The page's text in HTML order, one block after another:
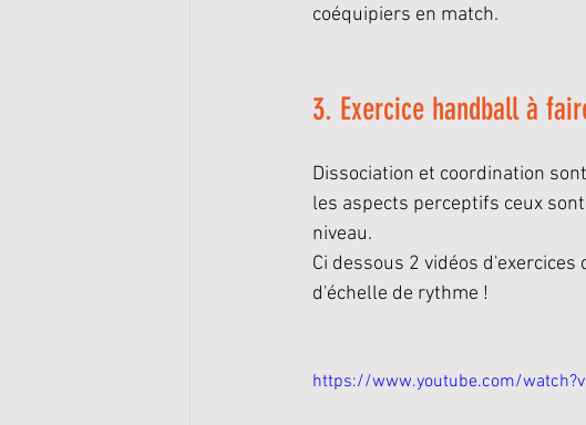
coéquipiers en match.
3. Exercice handball à
Dissociation et coordination
les aspects perceptifs ceux
niveau.
Ci dessous 2 vidéos
d'échelle de rythme !
https://www.youtube.com/